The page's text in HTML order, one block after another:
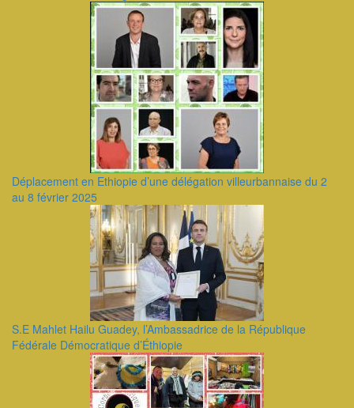
Déplacement en Ethiopie d’une délégation villeurbannaise du 2
au 8 février 2025
S.E Mahlet Hailu Guadey, l’Ambassadrice de la République
Fédérale Démocratique d’Éthiopie